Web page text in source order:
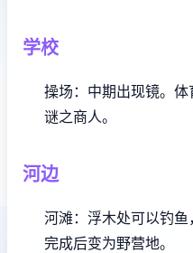
学校
操场：中期出现镜。 体
谜之商人。
河边
河滩：浮木处可以钓
完成后变为野营地。